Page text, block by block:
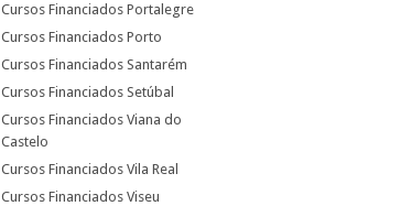
Cursos Financiados Portalegre
Cursos Financiados Porto
Cursos Financiados Santarém
Cursos Financiados Setúbal
Cursos Financiados Viana do
Castelo
Cursos Financiados Vila Real
Cursos Financiados Viseu